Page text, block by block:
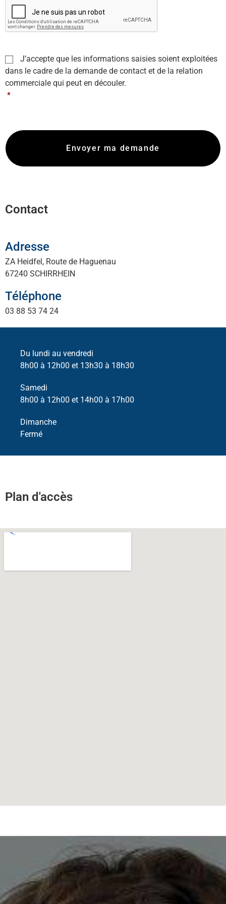
Contact
Adresse
ZA Heidfel, Route de Haguenau
67240 SCHIRRHEIN
Téléphone
03 88 53 74 24
Du lundi au vendredi
8h00 à 12h00 et 13h30 à 18h30
Samedi
8h00 à 12h00 et 14h00 à 17h00
Dimanche
Fermé
R
G
D
*
J’accepte que les informations saisies soient exploitées
dans le cadre de la demande de contact et de la relation
commerciale qui peut en découler.
*
Plan d'accès